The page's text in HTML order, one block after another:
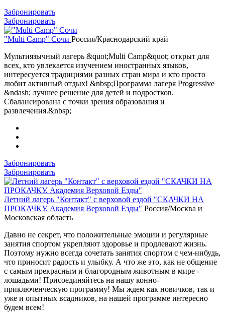
Забронировать
Забронировать
"Multi Camp" Сочи Россия/Краснодарский край
Мультиязычный лагерь &quot;Multi Camp&quot; открыт для
всех, кто увлекается изучением иностранных языков,
интересуется традициями разных стран мира и кто просто
любит активный отдых! &nbsp;Программа лагеря Progressive
&ndash; лучшее решение для детей и подростков.
Сбалансирована с точки зрения образования и
развлечения.&nbsp;
Забронировать
Забронировать
Летний лагерь "Контакт" с верховой ездой "СКАЧКИ НА
ПРОКАЧКУ. Академия Верховой Езды" Россия/Москва и
Московская область
Давно не секрет, что положительные эмоции и регулярные
занятия спортом укрепляют здоровье и продлевают жизнь.
Поэтому нужно всегда сочетать занятия спортом с чем-нибудь,
что приносит радость и улыбку. А что же это, как не общение
с самым прекрасным и благородным животным в мире -
лошадьми! Присоединяйтесь на нашу конно-
приключенческую программу! Мы ждем как новичков, так и
уже и опытных всадников, на нашей программе интересно
будем всем!